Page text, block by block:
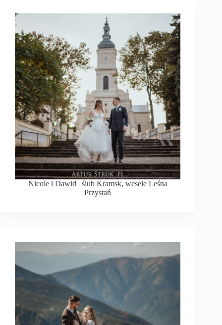
Nicole i Dawid | ślub Kramsk, wesele Leśna
Przystań